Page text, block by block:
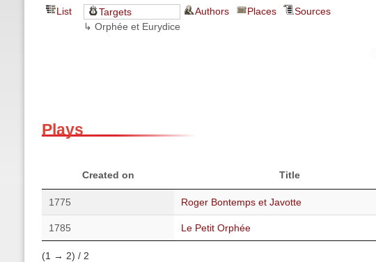
List
Targets
↳ Orphée et Eurydice
Authors Places Sources
Plays
Created on Title
1775 Roger Bontemps et Javotte
1785 Le Petit Orphée
(1 → 2) / 2